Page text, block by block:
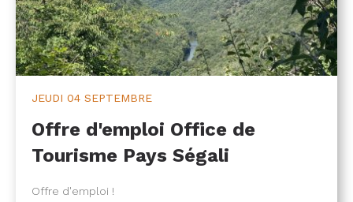
JEUDI 04 SEPTEMBRE
Offre d'emploi Office de
Tourisme Pays Ségali
Offre d'emploi !